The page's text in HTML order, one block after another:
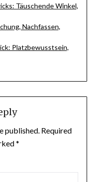
Täuschende Winkel,
Nachfassen,
Platzbewusstsein,
published. Required
*